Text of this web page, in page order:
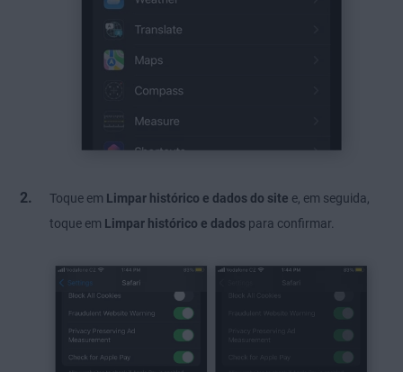
Toque em Limpar histórico e dados do site e, em seguida,
toque em Limpar histórico e dados para confirmar.